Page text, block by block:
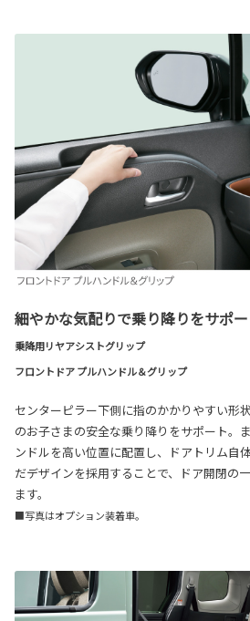
細やかな気配りで乗り降りをサポー
乗降用リヤアシストグリップ
フロントドア プルハンドル＆グリップ
センターピラー下側に指のかかりやすい形
のお子さまの安全な乗り降りをサポート。
ンドルを高い位置に配置し、ドアトリム自
だデザインを採用することで、ドア開閉の
ます。
■写真はオプション装着車。